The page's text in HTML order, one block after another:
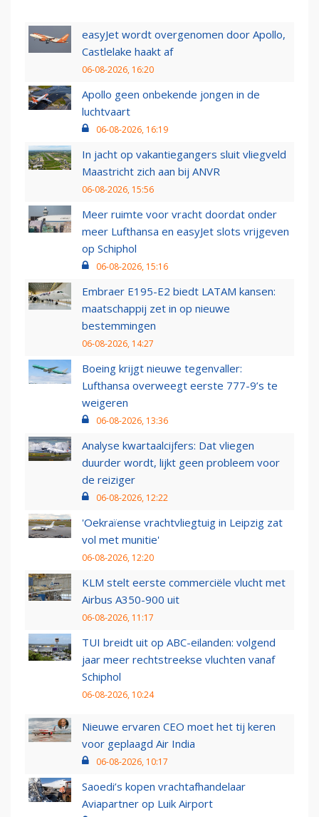
easyJet wordt overgenomen door Apollo,
Castlelake haakt af
06-08-2026, 16:20
Apollo geen onbekende jongen in de
luchtvaart
06-08-2026, 16:19
In jacht op vakantiegangers sluit vliegveld
Maastricht zich aan bij ANVR
06-08-2026, 15:56
Meer ruimte voor vracht doordat onder
meer Lufthansa en easyJet slots vrijgeven
op Schiphol
06-08-2026, 15:16
Embraer E195-E2 biedt LATAM kansen:
maatschappij zet in op nieuwe
bestemmingen
06-08-2026, 14:27
Boeing krijgt nieuwe tegenvaller:
Lufthansa overweegt eerste 777-9’s te
weigeren
06-08-2026, 13:36
Analyse kwartaalcijfers: Dat vliegen
duurder wordt, lijkt geen probleem voor
de reiziger
06-08-2026, 12:22
'Oekraïense vrachtvliegtuig in Leipzig zat
vol met munitie'
06-08-2026, 12:20
KLM stelt eerste commerciële vlucht met
Airbus A350-900 uit
06-08-2026, 11:17
TUI breidt uit op ABC-eilanden: volgend
jaar meer rechtstreekse vluchten vanaf
Schiphol
06-08-2026, 10:24
Nieuwe ervaren CEO moet het tij keren
voor geplaagd Air India
06-08-2026, 10:17
Saoedi’s kopen vrachtafhandelaar
Aviapartner op Luik Airport